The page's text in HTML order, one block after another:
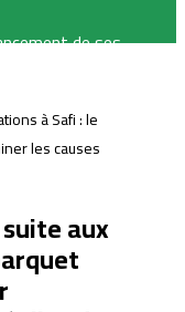
de ses
son
une nouvelle
gigafactory
un
à Safi : le
les causes
aux